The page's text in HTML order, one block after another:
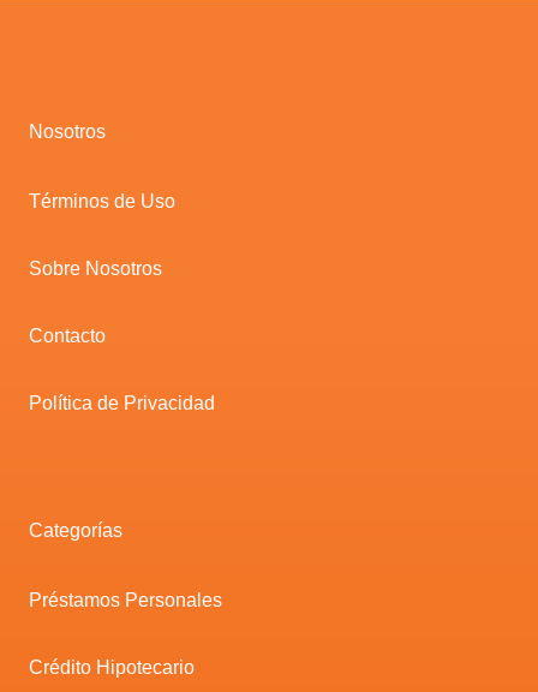
Nosotros
Términos de Uso
Sobre Nosotros
Contacto
Política de Privacidad
Categorías
Préstamos Personales
Crédito Hipotecario